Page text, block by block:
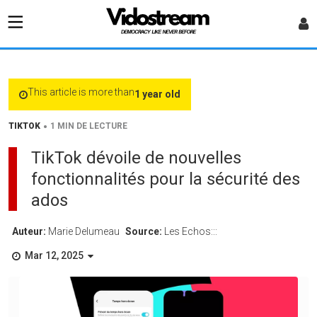
This article is more than1 year old
TIKTOK • 1 MIN DE LECTURE
TikTok dévoile de nouvelles
fonctionnalités pour la sécurité des
ados
Auteur: Marie Delumeau Source: Les Echos:::
Mar 12, 2025